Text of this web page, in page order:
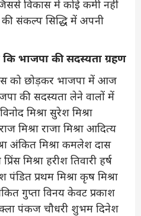
विकास में कोई कमी नहीं
की संकल्प सिद्धि में अपनी
कि भाजपा की सदस्यता ग्रहण
को छोड़कर भाजपा में आज
की सदस्यता लेने वालों में
मिश्रा सुरेश मिश्रा
मिश्रा राजा मिश्रा आदित्य
अंकित मिश्रा कमलेश दास
मिश्रा हरीश तिवारी हर्ष
पंडित प्रथम मिश्रा कृष मिश्रा
गुप्ता विनय केवट प्रकाश
पंकज चौधरी शुभम दिनेश